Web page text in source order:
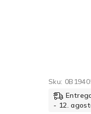
Sku:
- 12.